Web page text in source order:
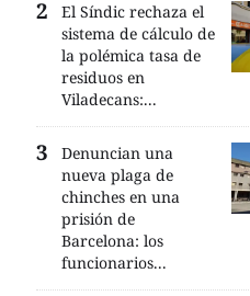
El Síndic rechaza el
sistema de cálculo de
la polémica tasa de
residuos en
Viladecans:...
Denuncian una
nueva plaga de
chinches en una
prisión de
Barcelona: los
funcionarios...